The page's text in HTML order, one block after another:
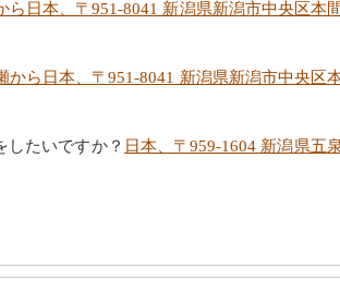
ら日本、〒951-8041 新潟県新潟市中央区本
から日本、〒951-8041 新潟県新潟市中央区
たいですか？ 日本、〒959-1604 新潟県五